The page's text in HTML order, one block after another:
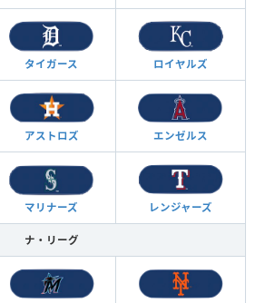
タイガース ロイヤルズ
アストロズ エンゼルス
マリナーズ レンジャーズ
ナ・リーグ